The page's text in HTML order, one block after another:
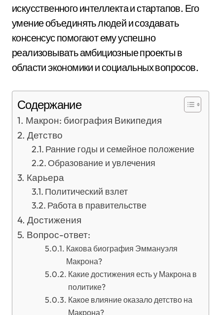
искусственного интеллекта и стартапов. Его
умение объединять людей и создавать
консенсус помогают ему успешно
реализовывать амбициозные проекты в
области экономики и социальных вопросов.
Содержание
Макрон: биография Википедия
Детство
Ранние годы и семейное положение
Образование и увлечения
Карьера
Политический взлет
Работа в правительстве
Достижения
Вопрос-ответ:
Какова биография Эммануэля
Макрона?
Какие достижения есть у Макрона в
политике?
Какое влияние оказало детство на
Макрона?